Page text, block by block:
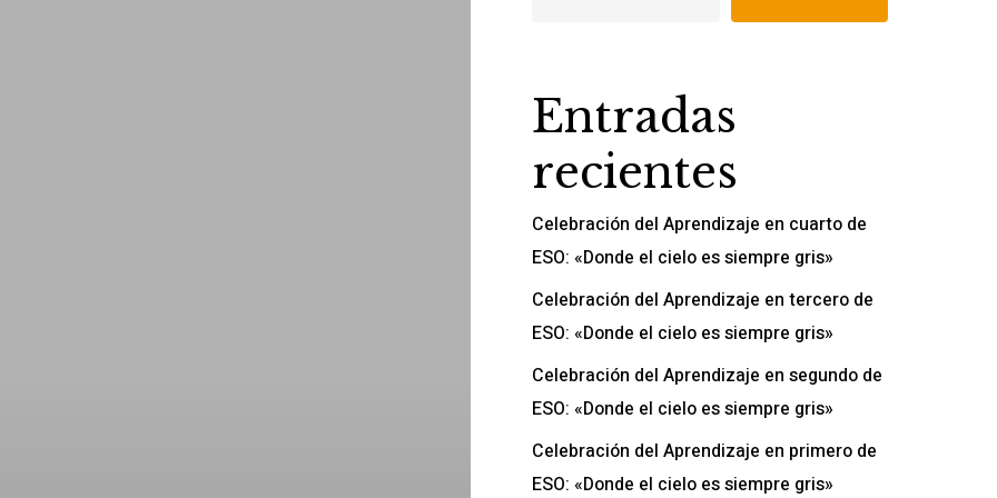
Entradas
recientes
Celebración del Aprendizaje en cuarto de
ESO: «Donde el cielo es siempre gris»
Celebración del Aprendizaje en tercero de
ESO: «Donde el cielo es siempre gris»
Celebración del Aprendizaje en segundo de
ESO: «Donde el cielo es siempre gris»
Celebración del Aprendizaje en primero de
ESO: «Donde el cielo es siempre gris»